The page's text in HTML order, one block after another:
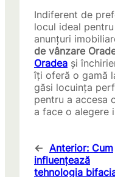
Indiferent de
locul ideal
anunțuri
de vânzare
Oradea și
îți oferă o gamă
găsi locuința
pentru a accesa
a face o alegere
← Anterior: Cum
influențează
tehnologia